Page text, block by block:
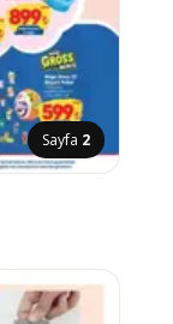
Sayfa 2